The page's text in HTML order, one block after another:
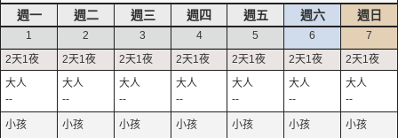
週一 週二 週三 週四 週五 週六 週日
1
--
2
--
3
--
4
--
5
--
6
--
7
--